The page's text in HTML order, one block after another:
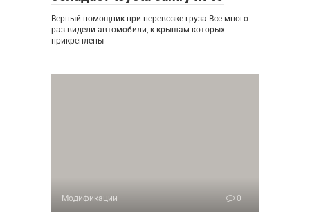
Верный помощник при перевозке груза Все много
раз видели автомобили, к крышам которых
прикреплены
Модификации 0